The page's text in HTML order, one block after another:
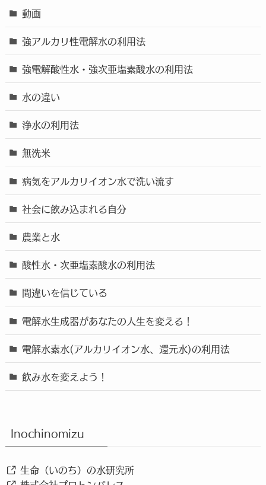
動画
強アルカリ性電解水の利用法
強電解酸性水・強次亜塩素酸水の利用法
水の違い
浄水の利用法
無洗米
病気をアルカリイオン水で洗い流す
社会に飲み込まれる自分
農業と水
酸性水・次亜塩素酸水の利用法
間違いを信じている
電解水生成器があなたの人生を変える！
電解水素水(アルカリイオン水、還元水)の利用法
飲み水を変えよう！
Inochinomizu
生命（いのち）の水研究所